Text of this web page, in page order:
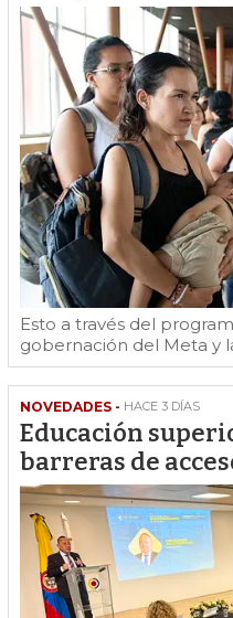
Esto a través del
gobernación del Meta y
NOVEDADES - HACE 3 DÍAS
Educación
barreras de